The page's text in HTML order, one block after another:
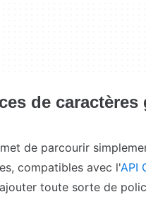
de
de parcourir
compatibles avec l'API
toute sorte de